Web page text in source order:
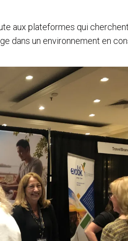
aux plateformes qui
dans un environnement en